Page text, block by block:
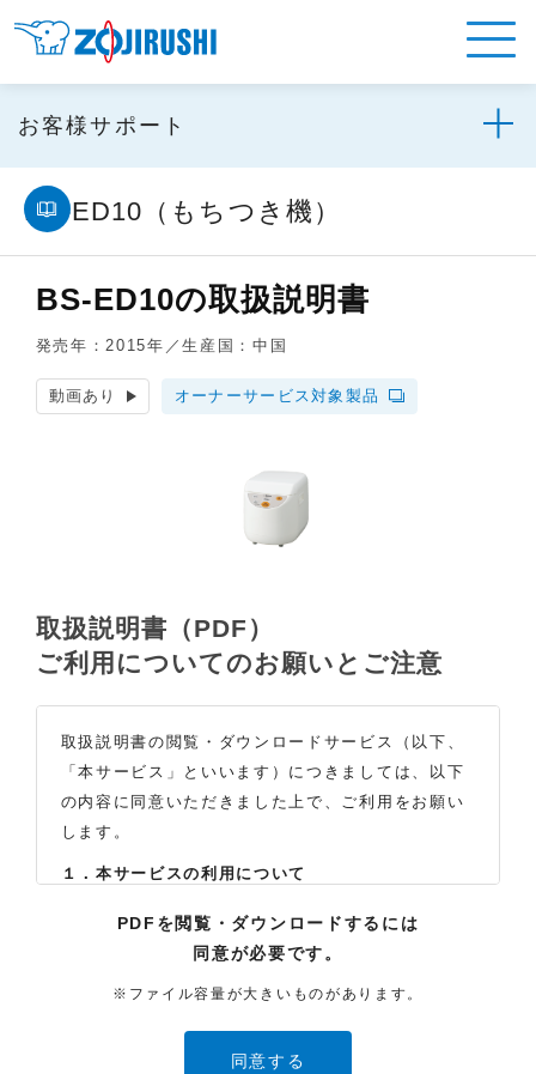
お客様サポート
BS-ED10（もちつき機）
BS-ED10の取扱説明書
発売年：2015年／生産国：中国
動画あり オーナーサービス対象製品
取扱説明書（PDF）
ご利用についてのお願いとご注意
取扱説明書の閲覧・ダウンロードサービス（以下、
「本サービス」といいます）につきましては、以下
の内容に同意いただきました上で、ご利用をお願い
します。
１．本サービスの利用について
の内容を、非営利目的かつ、個人的にご利用する場
合に限り、閲覧またはダウンロードすることができ
ます。それ以外の目的での閲覧またはダウンロード
たり、また、配布することはできません。
PDFを閲覧・ダウンロードするには
同意が必要です。
※ファイル容量が大きいものがあります。